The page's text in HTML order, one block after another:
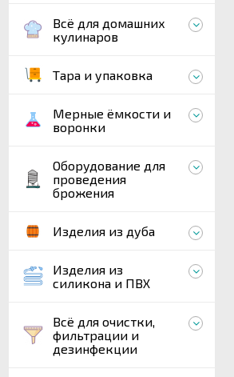
Всё для домашних
кулинаров
Тара и упаковка
Мерные ёмкости и
воронки
Оборудование для
проведения
брожения
Изделия из дуба
Изделия из
силикона и ПВХ
Всё для очистки,
фильтрации и
дезинфекции